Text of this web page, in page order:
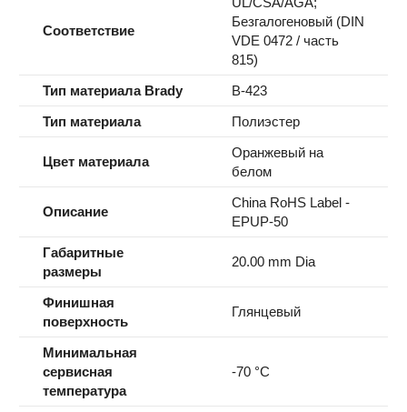
Соответствие
Безгалогеновый (DIN
VDE 0472 / часть
815)
Тип материала Brady
B-423
Тип материала
Полиэстер
Цвет материала
Оранжевый на
белом
Описание
China RoHS Label -
EPUP-50
Габаритные
размеры
20.00 mm Dia
Финишная
поверхность
Глянцевый
Минимальная
сервисная
температура
-70 °C